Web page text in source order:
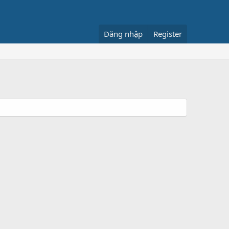
Đăng nhập Register